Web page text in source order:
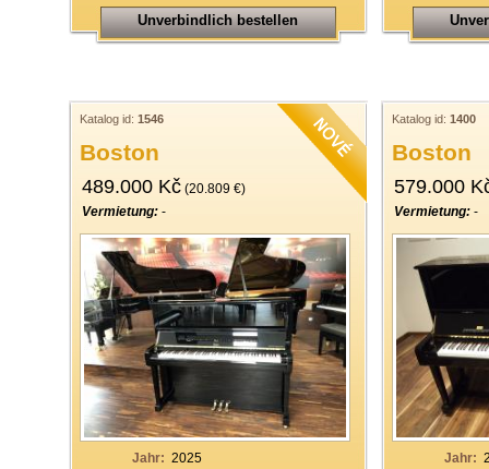
Unverbindlich bestellen
Katalog id: 1546
Boston
489.000 Kč (20.809 €)
Vermietung: -
Jahr: 2025
Katalog id: 1400
Boston
579.000
Vermietung: -
Jahr: